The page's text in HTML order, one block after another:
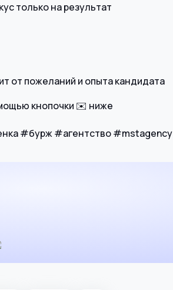
только на результат
от пожеланий и опыта кандидата
кнопочки ✉️ ниже
#бурж #агентство #mstagency